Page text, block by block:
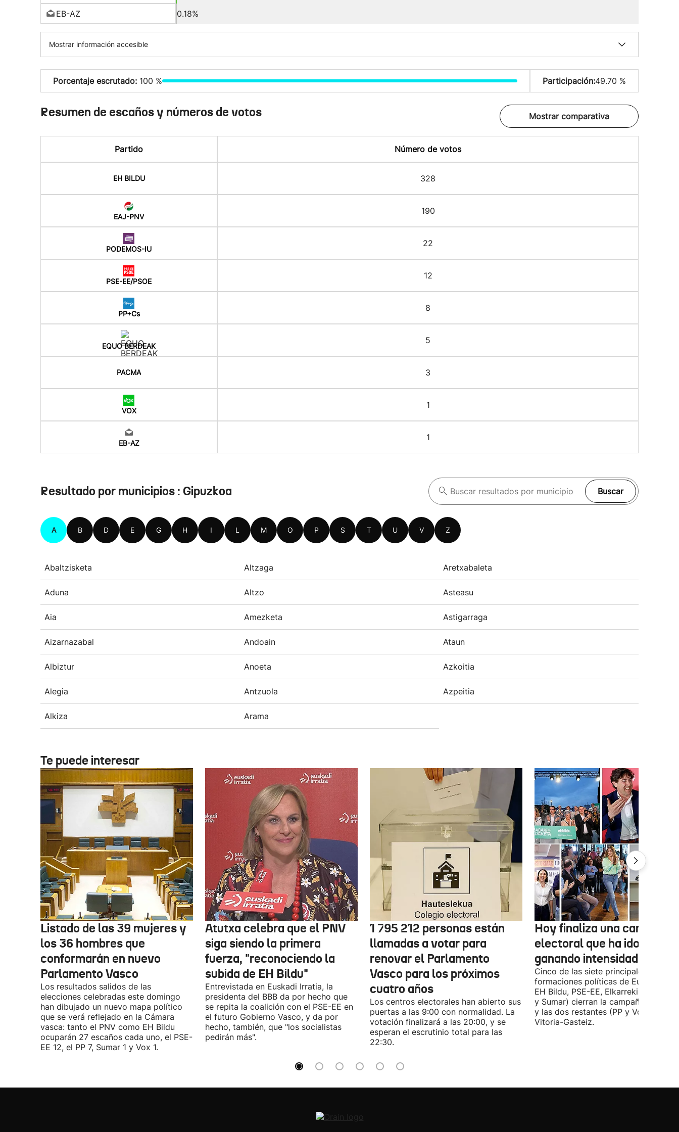
EB-AZ
0.18%
Mostrar información accesible
Porcentaje escrutado: 100 % Participación:49.70 %
Resumen de escaños y números de votos Mostrar comparativa
Partido Número de votos
EH BILDU 328
EAJ-PNV
190
PODEMOS-IU
22
PSE-EE/PSOE
12
PP+Cs
8
EQUO BERDEAK
5
PACMA 3
VOX
1
EB-AZ
1
Resultado por municipios : Gipuzkoa Buscar
A B D E G H I L M O P S T U V Z
Abaltzisketa Altzaga Aretxabaleta
Aduna Altzo Asteasu
Aia Amezketa Astigarraga
Aizarnazabal Andoain Ataun
Albiztur Anoeta Azkoitia
Alegia Antzuola Azpeitia
Alkiza Arama
Te puede interesar
Listado de las 39 mujeres y
los 36 hombres que
conformarán en nuevo
Parlamento Vasco
Los resultados salidos de las
elecciones celebradas este domingo
han dibujado un nuevo mapa político
que se verá reflejado en la Cámara
vasca: tanto el PNV como EH Bildu
ocuparán 27 escaños cada uno, el PSE-
EE 12, el PP 7, Sumar 1 y Vox 1.
Atutxa celebra que el PNV
siga siendo la primera
fuerza, "reconociendo la
subida de EH Bildu"
Entrevistada en Euskadi Irratia, la
presidenta del BBB da por hecho que
se repita la coalición con el PSE-EE en
el futuro Gobierno Vasco, y da por
hecho, también, que "los socialistas
pedirán más".
1 795 212 personas están
llamadas a votar para
renovar el Parlamento
Vasco para los próximos
cuatro años
Los centros electorales han abierto sus
puertas a las 9:00 con normalidad. La
votación finalizará a las 20:00, y se
esperan el escrutinio total para las
22:30.
Hoy finaliza una campaña
electoral que ha ido
ganando intensidad
Cinco de las siete principales
formaciones políticas de Euskadi
EH Bildu, PSE-EE, Elkarrekin
y Sumar) cierran la campaña en
y las dos restantes (PP y Vox) en
Vitoria-Gasteiz.